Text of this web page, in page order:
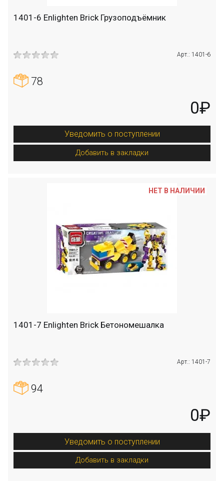
1401-6 Enlighten Brick Грузоподъёмник
Арт.: 1401-6
78
0₽
Уведомить о поступлении
Добавить в закладки
1401-7 Enlighten Brick Бетономешалка
Арт.: 1401-7
94
0₽
Уведомить о поступлении
Добавить в закладки
НЕТ В НАЛИЧИИ